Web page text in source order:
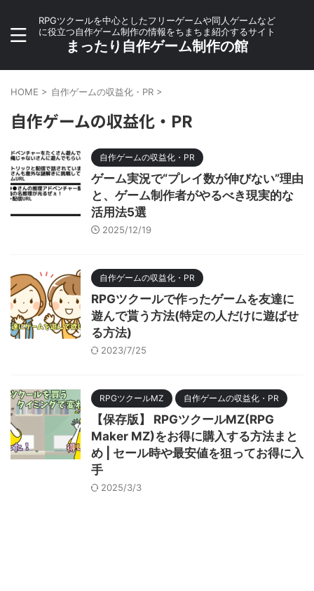
RPGツクールを中心としたフリーゲームや同人ゲームなど
に役立つ自作ゲーム制作の情報をちまちま紹介するサイト
まったり自作ゲーム制作の館
HOME > 自作ゲームの収益化・PR >
自作ゲームの収益化・PR
自作ゲームの収益化・PR
ゲーム実況で“プレイ数が伸びない”理由
と、ゲーム制作者がやるべき現実的な
活用法5選
2025/12/19
自作ゲームの収益化・PR
RPGツクールで作ったゲームを友達に
遊んで貰う方法(特定の人だけに遊ばせ
る方法)
2023/7/25
RPGツクールMZ 自作ゲームの収益化・PR
【保存版】 RPGツクールMZ(RPG
Maker MZ)をお得に購入する方法まと
め | セール時や最安値を狙ってお得に入
手
2025/3/3